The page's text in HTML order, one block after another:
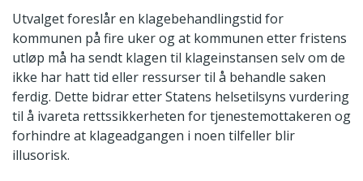
Utvalget foreslår en klagebehandlingstid for
kommunen på fire uker og at kommunen etter fristens
utløp må ha sendt klagen til klageinstansen selv om de
ikke har hatt tid eller ressurser til å behandle saken
ferdig. Dette bidrar etter Statens helsetilsyns vurdering
til å ivareta rettssikkerheten for tjenestemottakeren og
forhindre at klageadgangen i noen tilfeller blir
illusorisk.